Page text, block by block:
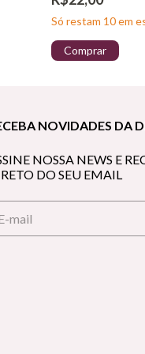
Só restam 10em
Comprar
NOVIDADES DA
NOSSA NEWS E
DO SEU EMAIL